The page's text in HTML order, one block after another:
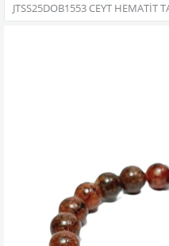
JTSS25DOB1553 CEYT HEMATİT